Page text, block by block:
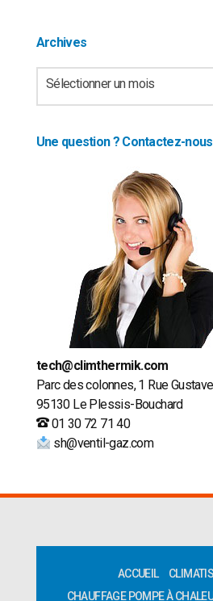
Archives
Archives
Sélectionner un mois
Une question ? Contactez-
tech@climthermik.com
Parc des colonnes, 1 Rue
95130 Le Plessis-Bouchard
01 30 72 71 40
sh@ventil-gaz.com
ACCUEIL
CHAUFFAGE POMPE À